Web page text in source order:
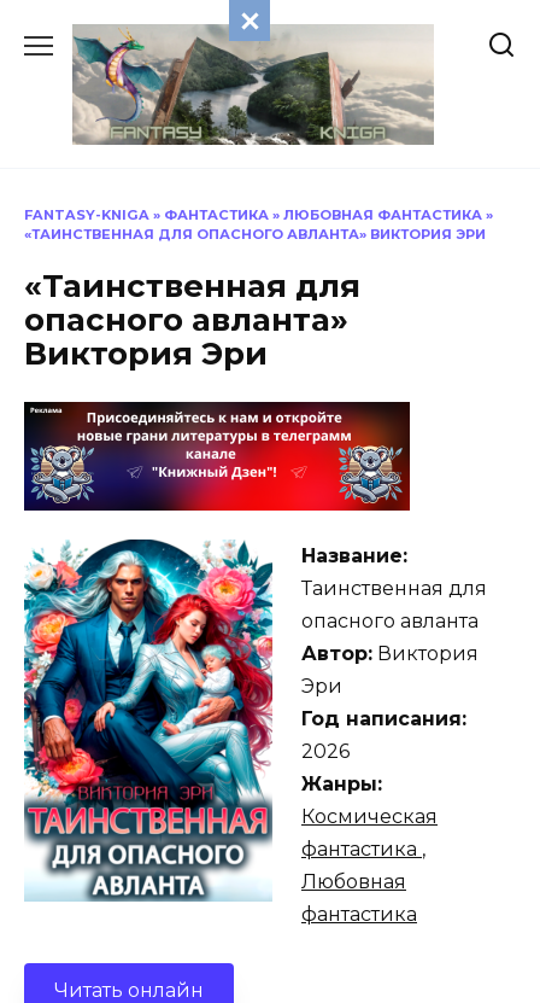
содержанию
FANTASY-KNIGA » ФАНТАСТИКА » ЛЮБОВНАЯ ФАНТАСТИКА »
«ТАИНСТВЕННАЯ ДЛЯ ОПАСНОГО АВЛАНТА» ВИКТОРИЯ ЭРИ
«Таинственная для
опасного авланта»
Виктория Эри
Название:
Таинственная для
опасного авланта
Автор: Виктория
Эри
Год написания:
2026
Жанры:
Космическая
фантастика ,
Любовная
фантастика
Читать онлайн